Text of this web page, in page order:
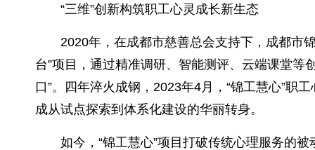
“三维”创新构筑职工心灵成长新生态
2020年，在成都市慈善总会支持下，成都市
台”项目，通过精准调研、智能测评、云端课堂等
口”。四年淬火成钢，2023年4月，“锦工慧心”职
成从试点探索到体系化建设的华丽转身。
如今，“锦工慧心”项目打破传统心理服务的